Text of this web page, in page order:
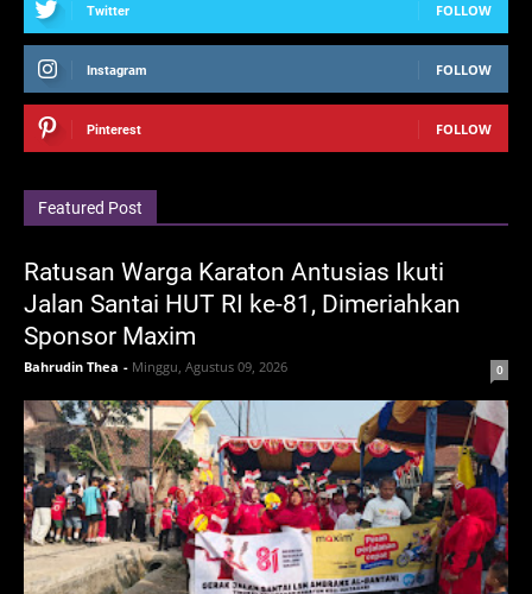
Twitter FOLLOW
Instagram FOLLOW
Pinterest FOLLOW
Featured Post
Ratusan Warga Karaton Antusias Ikuti
Jalan Santai HUT RI ke-81, Dimeriahkan
Sponsor Maxim
Bahrudin Thea - Minggu, Agustus 09, 2026 0